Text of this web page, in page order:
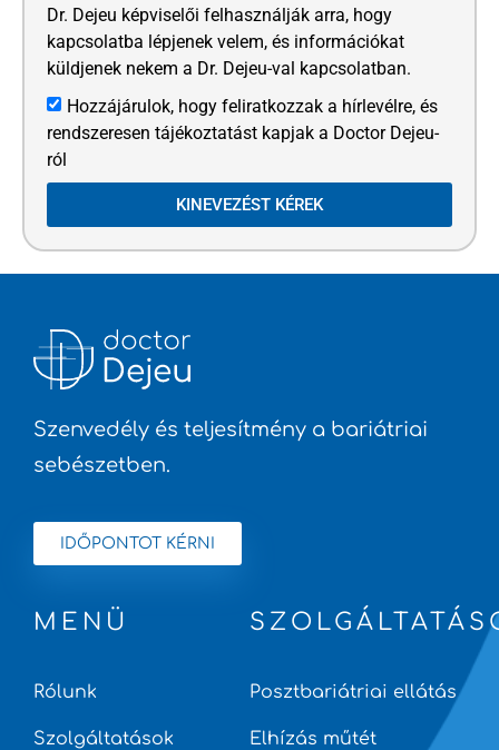
Dr. Dejeu képviselői felhasználják arra, hogy
kapcsolatba lépjenek velem, és információkat
küldjenek nekem a Dr. Dejeu-val kapcsolatban.
Hozzájárulok, hogy feliratkozzak a hírlevélre, és
rendszeresen tájékoztatást kapjak a Doctor Dejeu-
ról
KINEVEZÉST KÉREK
Szenvedély és teljesítmény a bariátriai
sebészetben.
IDŐPONTOT KÉRNI
MENÜ
Rólunk
Szolgáltatások
Posztbariátriai ellátás
Elhízás műtét